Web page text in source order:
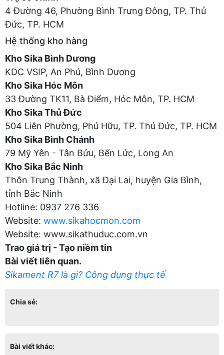
4 Đường 46, Phường Bình Trưng Đông, TP. Thủ
Đức, TP. HCM
Hệ thống kho hàng
Kho Sika Bình Dương
KDC VSIP, An Phú, Bình Dương
Kho Sika Hóc Môn
33 Đường TK11, Bà Điểm, Hóc Môn, TP. HCM
Kho Sika Thủ Đức
504 Liên Phường, Phú Hữu, TP. Thủ Đức, TP. HCM
Kho Sika Bình Chánh
79 Mỹ Yên - Tân Bửu, Bến Lức, Long An
Kho Sika Bắc Ninh
Thôn Trung Thành, xã Đại Lai, huyện Gia Bình,
tỉnh Bắc Ninh
Hotline: 0937 276 336
Website: www.sikahocmon.com
Website: www.sikathuduc.com.vn
Trao giá trị - Tạo niềm tin
Bài viết liên quan.
Sikament R7 là gì? Công dụng thực tế
Chia sẻ:
Bài viết khác: